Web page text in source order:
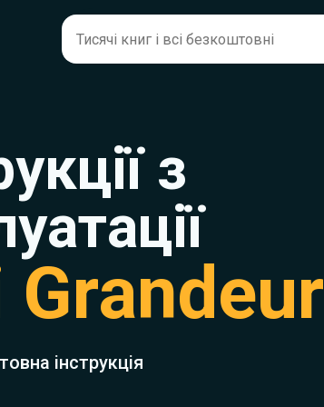
з
інструкція